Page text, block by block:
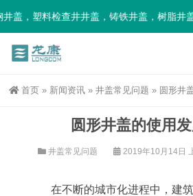
，塑料检查井井盖，铸铁井盖，树脂井
首页 » 新闻资讯 » 井盖常见问题 » 圆形井
圆形井盖的使用
井盖常见问题 2019年10月14日
在不断的城市化进程中，建筑